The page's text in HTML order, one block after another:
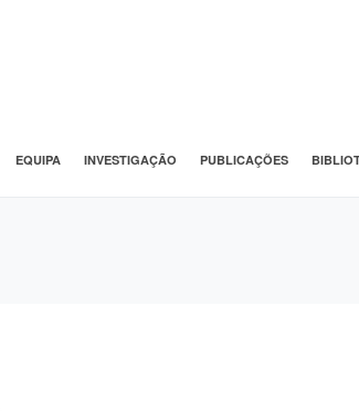
EQUIPA INVESTIGAÇÃO PUBLICAÇÕES